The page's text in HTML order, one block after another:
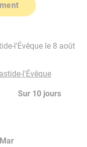
l'Évêque le 8 août
l'Évêque
Sur 10 jours
Mar